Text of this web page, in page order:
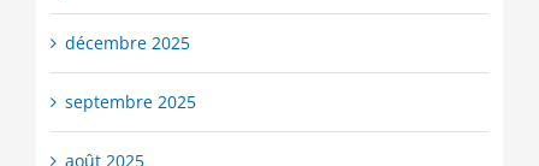
décembre 2025
septembre 2025
août 2025